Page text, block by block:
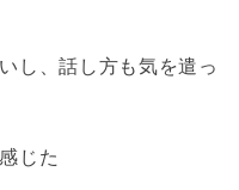
し、話し方も気を遣っ
じた